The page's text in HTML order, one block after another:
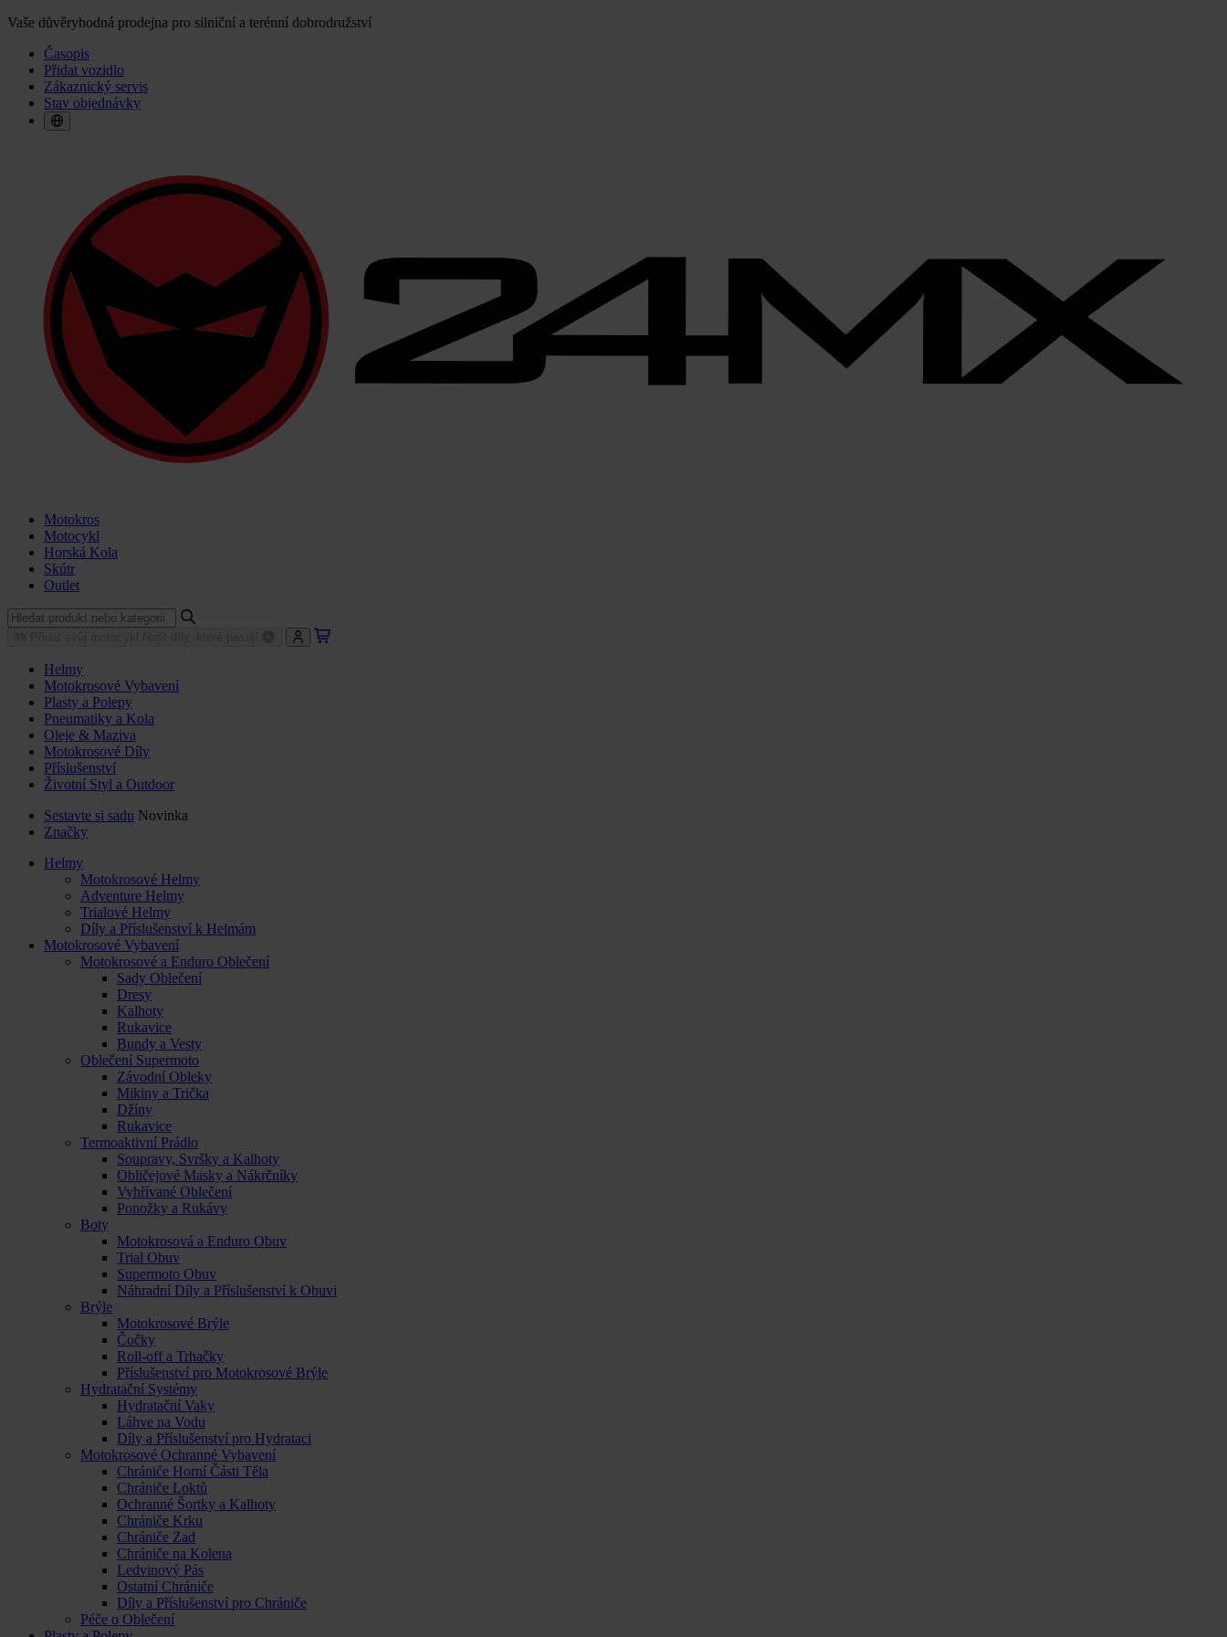
Vaše důvěryhodná prodejna pro silniční a terénní dobrodružství
Časopis
Přidat vozidlo
Zákaznický servis
Stav objednávky
Motokros
Motocykl
Horská Kola
Skútr
Outlet
Helmy
Motokrosové Vybavení
Plasty a Polepy
Pneumatiky a Kola
Oleje & Maziva
Motokrosové Díly
Příslušenství
Životní Styl a Outdoor
Sestavte si sadu Novinka
Značky
Helmy
Motokrosové Helmy
Adventure Helmy
Trialové Helmy
Díly a Příslušenství k Helmám
Motokrosové Vybavení
Motokrosové a Enduro Oblečení
Sady Oblečení
Dresy
Kalhoty
Rukavice
Bundy a Vesty
Oblečení Supermoto
Závodní Obleky
Mikiny a Trička
Džíny
Rukavice
Termoaktivní Prádlo
Soupravy, Svršky a Kalhoty
Obličejové Masky a Nákrčníky
Vyhřívané Oblečení
Ponožky a Rukávy
Boty
Motokrosová a Enduro Obuv
Trial Obuv
Supermoto Obuv
Náhradní Díly a Příslušenství k Obuvi
Brýle
Motokrosové Brýle
Čočky
Roll-off a Trhačky
Příslušenství pro Motokrosové Brýle
Hydratační Systémy
Hydratační Vaky
Láhve na Vodu
Díly a Příslušenství pro Hydrataci
Motokrosové Ochranné Vybavení
Chrániče Horní Části Těla
Chrániče Loktů
Ochranné Šortky a Kalhoty
Chrániče Krku
Chrániče Zad
Chrániče na Kolena
Ledvinový Pás
Ostatní Chrániče
Díly a Příslušenství pro Chrániče
Péče o Oblečení